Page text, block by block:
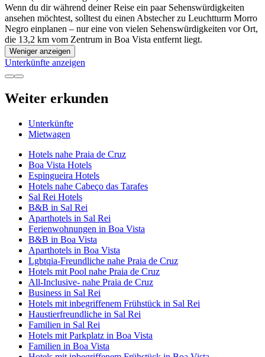
Wenn du dir während deiner Reise ein paar Sehenswürdigkeiten
ansehen möchtest, solltest du einen Abstecher zu Leuchtturm Morro
Negro einplanen – nur eine von vielen Sehenswürdigkeiten vor Ort,
die 13,2 km vom Zentrum in Boa Vista entfernt liegt.
Weniger anzeigen
Unterkünfte anzeigen
Weiter erkunden
Unterkünfte
Mietwagen
Hotels nahe Praia de Cruz
Boa Vista Hotels
Espingueira Hotels
Hotels nahe Cabeço das Tarafes
Sal Rei Hotels
B&B in Sal Rei
Aparthotels in Sal Rei
Ferienwohnungen in Boa Vista
B&B in Boa Vista
Aparthotels in Boa Vista
Lgbtqia-Freundliche nahe Praia de Cruz
Hotels mit Pool nahe Praia de Cruz
All-Inclusive- nahe Praia de Cruz
Business in Sal Rei
Hotels mit inbegriffenem Frühstück in Sal Rei
Haustierfreundliche in Sal Rei
Familien in Sal Rei
Hotels mit Parkplatz in Boa Vista
Familien in Boa Vista